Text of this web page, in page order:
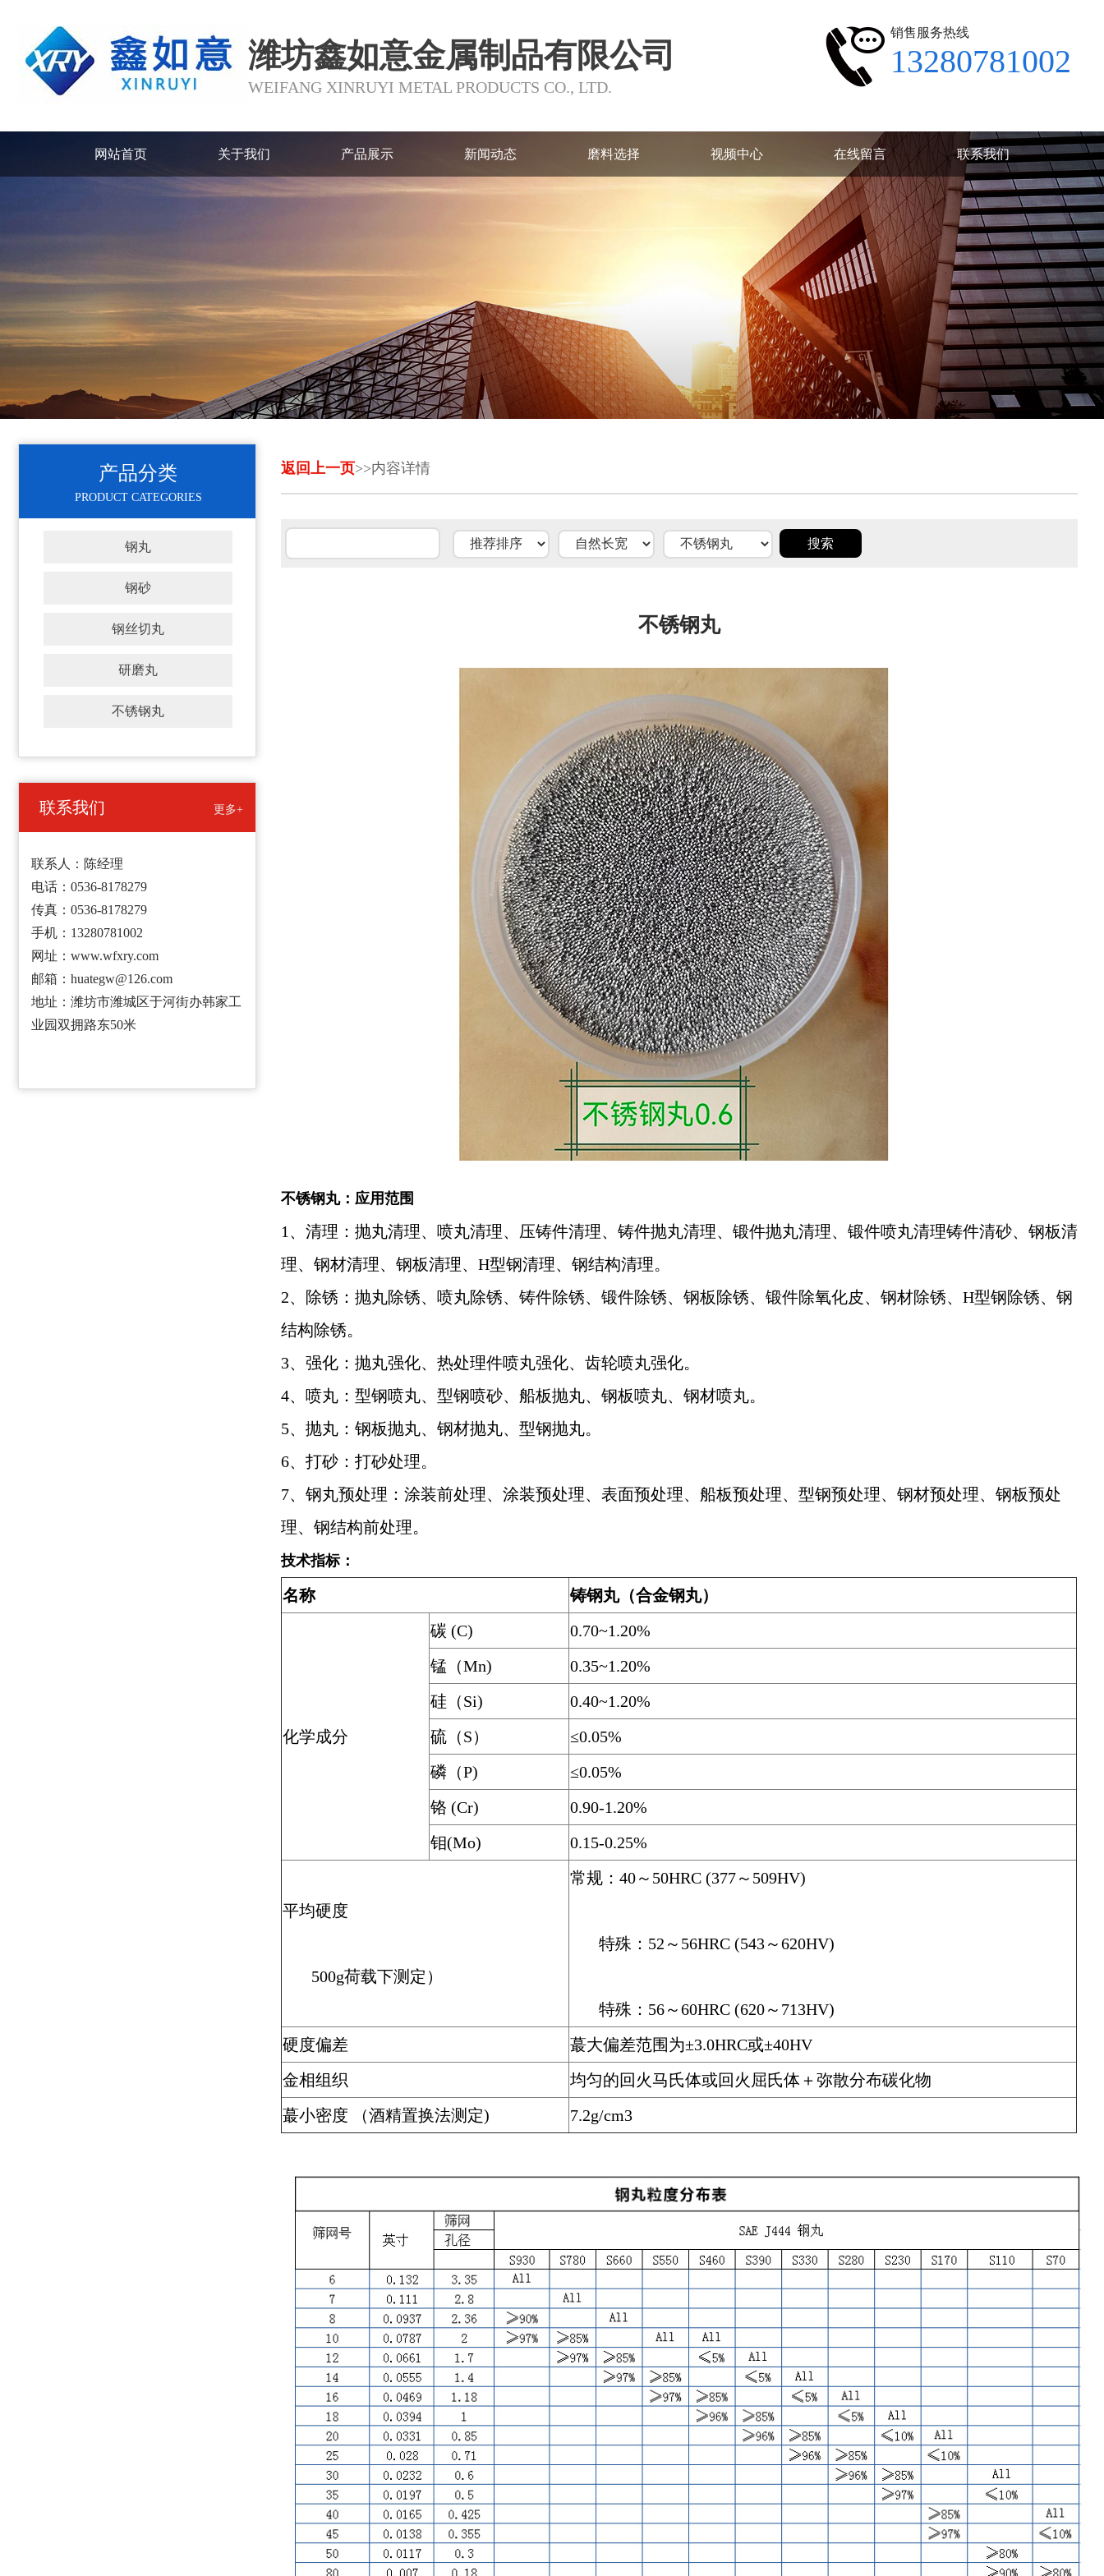
潍坊鑫如意金属制品有限公司
WEIFANG XINRUYI METAL PRODUCTS CO., LTD.
销售服务热线
13280781002
网站首页 关于我们 产品展示 新闻动态 磨料选择 视频中心 在线留言 联系我们
产品分类
PRODUCT CATEGORIES
钢丸
钢砂
钢丝切丸
研磨丸
不锈钢丸
联系我们 更多+
联系人：陈经理
电话：0536-8178279
传真：0536-8178279
手机：13280781002
网址：www.wfxry.com
邮箱：huategw@126.com
地址：潍坊市潍城区于河街办韩家工
业园双拥路东50米
返回上一页>>内容详情
不锈钢丸
不锈钢丸：应用范围
1、清理：抛丸清理、喷丸清理、压铸件清理、铸件抛丸清理、锻件抛丸清理、锻件喷丸清理铸件清砂、钢板清
理、钢材清理、钢板清理、H型钢清理、钢结构清理。
2、除锈：抛丸除锈、喷丸除锈、铸件除锈、锻件除锈、钢板除锈、锻件除氧化皮、钢材除锈、H型钢除锈、钢
结构除锈。
3、强化：抛丸强化、热处理件喷丸强化、齿轮喷丸强化。
4、喷丸：型钢喷丸、型钢喷砂、船板抛丸、钢板喷丸、钢材喷丸。
5、抛丸：钢板抛丸、钢材抛丸、型钢抛丸。
6、打砂：打砂处理。
7、钢丸预处理：涂装前处理、涂装预处理、表面预处理、船板预处理、型钢预处理、钢材预处理、钢板预处
理、钢结构前处理。
技术指标：
名称 铸钢丸（合金钢丸）
化学成分
碳 (C)
0.70~1.20%
锰（Mn)
0.35~1.20%
硅（Si)
0.40~1.20%
硫（S）
≤0.05%
磷（P)
≤0.05%
铬 (Cr)
0.90-1.20%
钼(Mo)
0.15-0.25%
平均硬度
500g荷载下测定）
常规：40～50HRC (377～509HV)
特殊：52～56HRC (543～620HV)
特殊：56～60HRC (620～713HV)
硬度偏差
蕞大偏差范围为±3.0HRC或±40HV
金相组织
均匀的回火马氏体或回火屈氏体＋弥散分布碳化物
蕞小密度 （酒精置换法测定)
7.2g/cm3